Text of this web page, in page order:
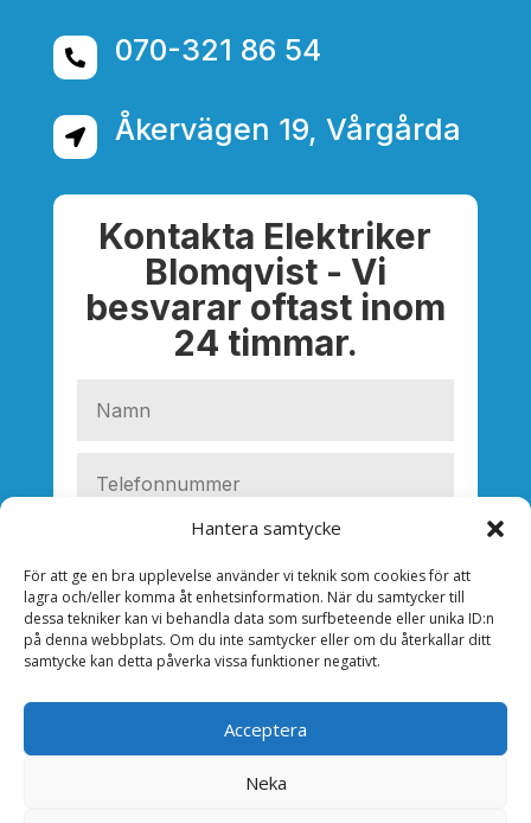
Hantera samtycke
För att ge en bra upplevelse använder vi teknik som cookies för att
lagra och/eller komma åt enhetsinformation. När du samtycker till
dessa tekniker kan vi behandla data som surfbeteende eller unika ID:n
på denna webbplats. Om du inte samtycker eller om du återkallar ditt
samtycke kan detta påverka vissa funktioner negativt.
Acceptera
Neka
 070-321 86 54
 Åkervägen 19, Vårgårda
Kontakta Elektriker
Blomqvist - Vi
besvarar oftast inom
24 timmar.